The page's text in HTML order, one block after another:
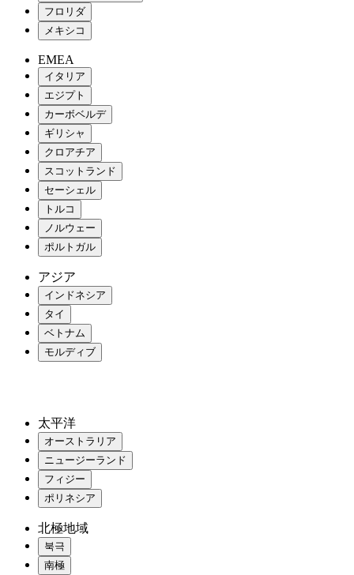
フロリダ
メキシコ
EMEA
イタリア
エジプト
カーボベルデ
ギリシャ
クロアチア
スコットランド
セーシェル
トルコ
ノルウェー
ポルトガル
アジア
インドネシア
タイ
ベトナム
モルディブ
太平洋
オーストラリア
ニュージーランド
フィジー
ポリネシア
北極地域
북극
南極